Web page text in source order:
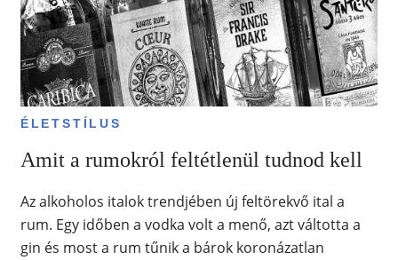
ÉLETSTÍLUS
Amit a rumokról feltétlenül tudnod kell
Az alkoholos italok trendjében új feltörekvő ital a
rum. Egy időben a vodka volt a menő, azt váltotta a
gin és most a rum tűnik a bárok koronázatlan